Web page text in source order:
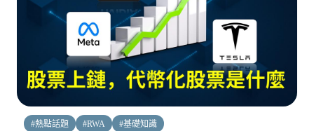
#熱點話題 #RWA #基礎知識